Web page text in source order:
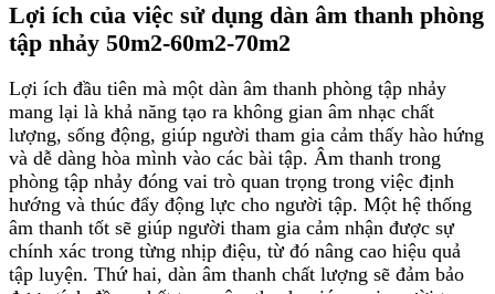
Lợi ích của việc sử dụng dàn âm thanh phòng
tập nhảy 50m2-60m2-70m2
Lợi ích đầu tiên mà một dàn âm thanh phòng tập nhảy
mang lại là khả năng tạo ra không gian âm nhạc chất
lượng, sống động, giúp người tham gia cảm thấy hào hứng
và dễ dàng hòa mình vào các bài tập. Âm thanh trong
phòng tập nhảy đóng vai trò quan trọng trong việc định
hướng và thúc đẩy động lực cho người tập. Một hệ thống
âm thanh tốt sẽ giúp người tham gia cảm nhận được sự
chính xác trong từng nhịp điệu, từ đó nâng cao hiệu quả
tập luyện. Thứ hai, dàn âm thanh chất lượng sẽ đảm bảo